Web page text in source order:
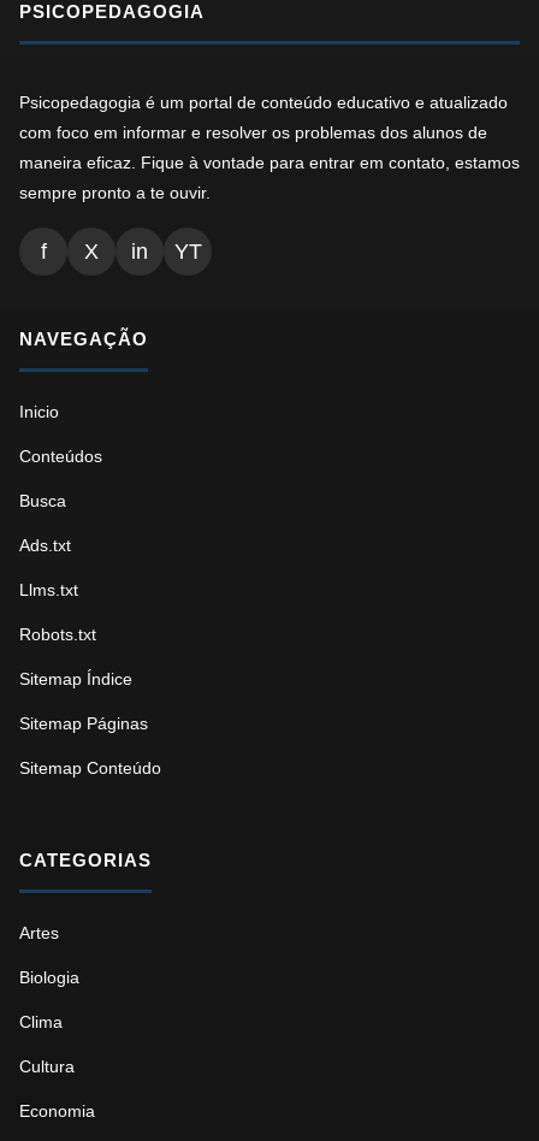
PSICOPEDAGOGIA
Psicopedagogia é um portal de conteúdo educativo e atualizado
com foco em informar e resolver os problemas dos alunos de
maneira eficaz. Fique à vontade para entrar em contato, estamos
sempre pronto a te ouvir.
f X in YT
NAVEGAÇÃO
Inicio
Conteúdos
Busca
Ads.txt
Llms.txt
Robots.txt
Sitemap Índice
Sitemap Páginas
Sitemap Conteúdo
CATEGORIAS
Artes
Biologia
Clima
Cultura
Economia